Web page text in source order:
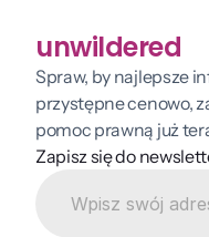
unwildered
Spraw, by najlepsze
przystępne cenowo,
pomoc prawną już
Zapisz się do